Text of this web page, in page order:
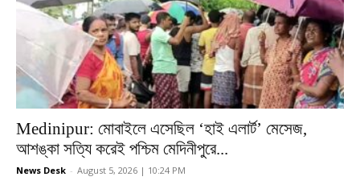
Medinipur: মোবাইলে এসেছিল ‘হাই এলার্ট’ মেসেজ,
আশঙ্কা সত্যি করেই পশ্চিম মেদিনীপুরে...
News Desk - August 5, 2026 | 10:24 PM